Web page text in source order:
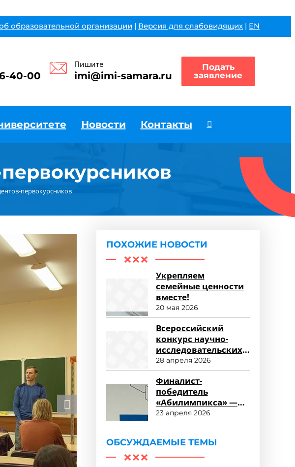
образовательной организации | Версия для слабовидящих | EN
40-00
Пишите
imi@imi-samara.ru
Подать
заявление
Новости Контакты
первокурсников
ПОХОЖИЕ НОВОСТИ
Укрепляем
семейные ценности
вместе!
20 мая 2026
Всероссийский
конкурс научно-
исследовательских
работ «Научный
потенциал СПО»
28 апреля 2026
Финалист-
победитель
«Абилимпикса» —
студент ФСПО
23 апреля 2026
ОБСУЖДАЕМЫЕ ТЕМЫ